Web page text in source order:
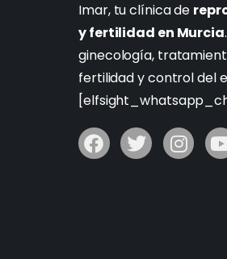
Imar, tu clínica de
y fertilidad en Murcia
ginecología,
fertilidad y control del